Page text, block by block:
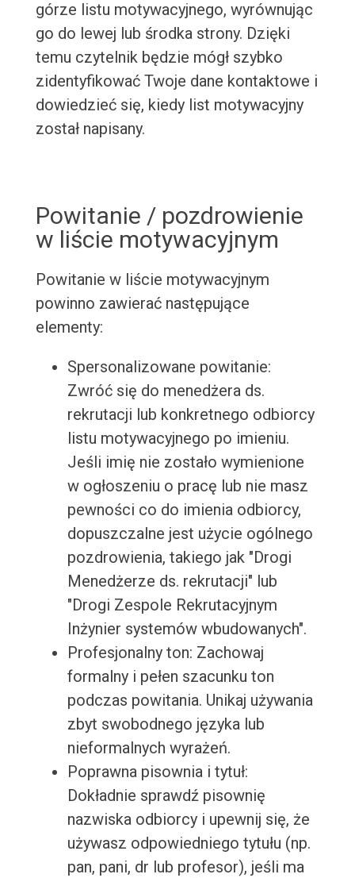
górze listu motywacyjnego, wyrównując
go do lewej lub środka strony. Dzięki
temu czytelnik będzie mógł szybko
zidentyfikować Twoje dane kontaktowe i
dowiedzieć się, kiedy list motywacyjny
został napisany.
Powitanie / pozdrowienie
w liście motywacyjnym
Powitanie w liście motywacyjnym
powinno zawierać następujące
elementy:
Spersonalizowane powitanie:
Zwróć się do menedżera ds.
rekrutacji lub konkretnego odbiorcy
listu motywacyjnego po imieniu.
Jeśli imię nie zostało wymienione
w ogłoszeniu o pracę lub nie masz
pewności co do imienia odbiorcy,
dopuszczalne jest użycie ogólnego
pozdrowienia, takiego jak "Drogi
Menedżerze ds. rekrutacji" lub
"Drogi Zespole Rekrutacyjnym
Inżynier systemów wbudowanych".
Profesjonalny ton: Zachowaj
formalny i pełen szacunku ton
podczas powitania. Unikaj używania
zbyt swobodnego języka lub
nieformalnych wyrażeń.
Poprawna pisownia i tytuł:
Dokładnie sprawdź pisownię
nazwiska odbiorcy i upewnij się, że
używasz odpowiedniego tytułu (np.
pan, pani, dr lub profesor), jeśli ma